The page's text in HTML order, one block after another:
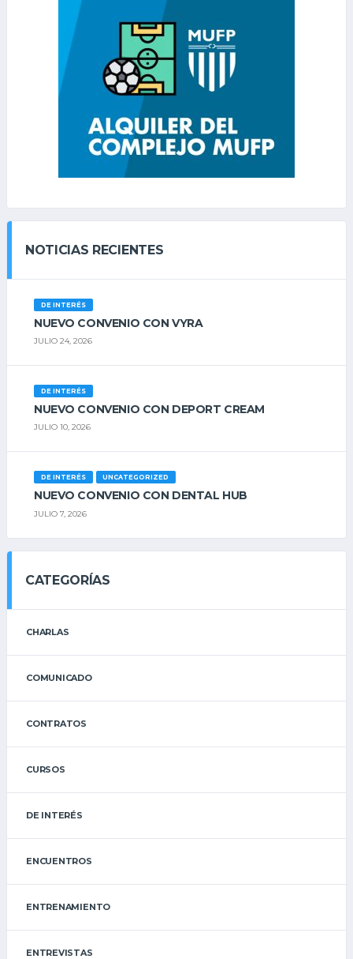
NOTICIAS RECIENTES
DE INTERÉS
NUEVO CONVENIO CON VYRA
JULIO 24, 2026
DE INTERÉS
NUEVO CONVENIO CON DEPORT CREAM
JULIO 10, 2026
DE INTERÉS UNCATEGORIZED
NUEVO CONVENIO CON DENTAL HUB
JULIO 7, 2026
CATEGORÍAS
CHARLAS
COMUNICADO
CONTRATOS
CURSOS
DE INTERÉS
ENCUENTROS
ENTRENAMIENTO
ENTREVISTAS